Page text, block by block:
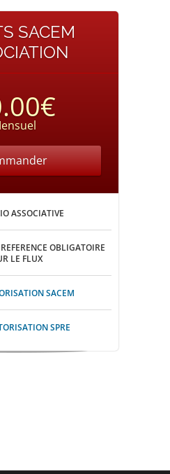
SACEM
ASSOCIATIVE
OBLIGATOIRE
LE FLUX
SACEM
SPRE